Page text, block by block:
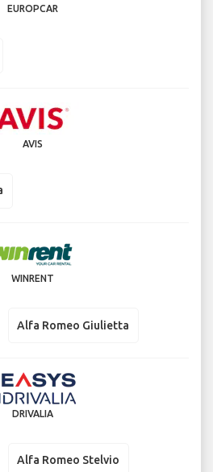
EUROPCAR
AVIS
WINRENT
Alfa Romeo Giulietta
DRIVALIA
Alfa Romeo Stelvio